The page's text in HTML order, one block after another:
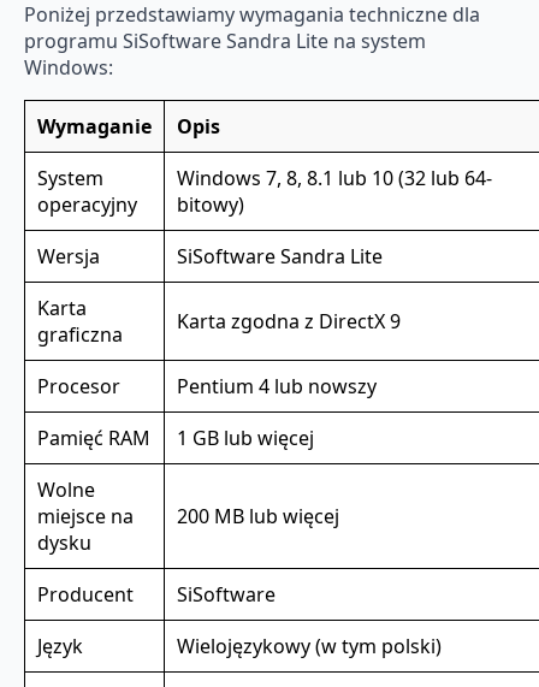
Poniżej przedstawiamy wymagania techniczne dla
programu SiSoftware Sandra Lite na system
Windows:
Wymaganie
Opis
System
operacyjny
Windows 7, 8, 8.1 lub 10 (32 lub 64-
bitowy)
Wersja
SiSoftware Sandra Lite
Karta
graficzna
Karta zgodna z DirectX 9
Procesor
Pentium 4 lub nowszy
Pamięć RAM
1 GB lub więcej
Wolne
miejsce na
dysku
200 MB lub więcej
Producent
SiSoftware
Język
Wielojęzykowy (w tym polski)